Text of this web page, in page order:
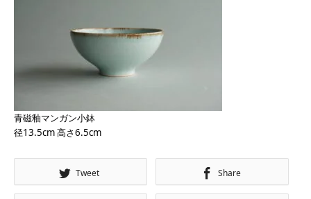
青磁釉マンガン小鉢
径13.5cm 高さ6.5cm
Tweet Share